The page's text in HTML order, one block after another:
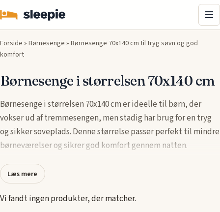
Forside» Børnesenge» Børnesenge 70x140 cm til tryg søvn og god
komfort
Børnesenge i størrelsen 70x140 cm
Børnesenge i størrelsen 70x140 cm er ideelle til børn, der
vokser ud af tremmesengen, men stadig har brug for en tryg
og sikker soveplads. Denne størrelse passer perfekt til mindre
børneværelser og sikrer god komfort gennem natten.
Flere kendte brands som
Day og Scanliving tilbyder et bredt udvalg af børnesenge i
denne størrelse med fokus på holdbarhed og design.
Læs mere
Vi fandt ingen produkter, der matcher.